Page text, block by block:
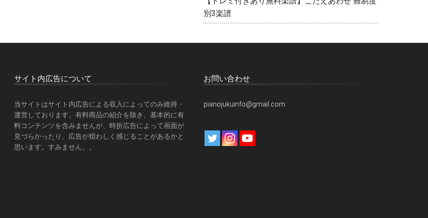
別3楽譜
サイト内広告について
当サイトはサイト内広告による収入によってのみ維持・
運営しております。有料商品の紹介を除き、基本的に有
料コンテンツを含みませんが、時折広告によって画面が
見づらかったり、広告が煩わしく感じることがあるかと
思います。すみません。。
お問い合わせ
pianojukuinfo@gmail.com